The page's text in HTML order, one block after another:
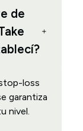
de
loss
garantiza
nivel.